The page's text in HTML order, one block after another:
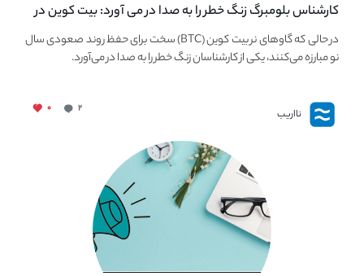
کارشناس بلومبرگ زنگ خطر را به صدا در می آورد: بیت کوین در
معرض خطر سقوط بزرگ است - دلیل آن چیست؟در حالی که گاوهای نر بیت کوین (BTC) سخت برای حفظ روند صعودی سال
نو مبارزه می‌کنند، یکی از کارشناسان زنگ خطر را به صدا در می‌آورد.
نااریب ۲ ۰